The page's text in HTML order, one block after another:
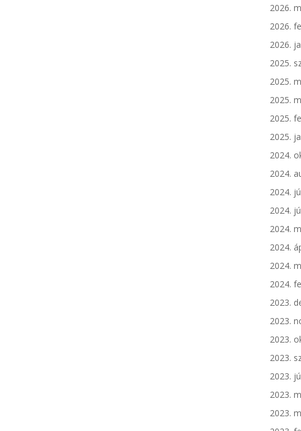
2026.
2026.
2026.
2025.
2025.
2025.
2025.
2025.
2024.
2024.
2024.
2024.
2024.
2024.
2024.
2024.
2023.
2023.
2023.
2023.
2023.
2023.
2023.